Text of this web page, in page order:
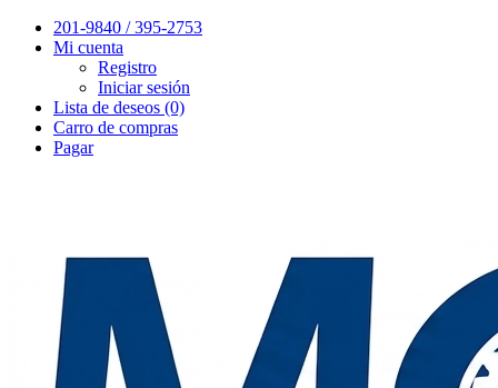
201-9840 / 395-2753
Mi cuenta
Registro
Iniciar sesión
Lista de deseos (0)
Carro de compras
Pagar